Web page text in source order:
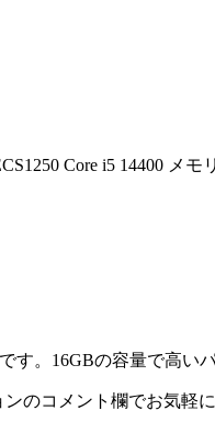
Core i5 14400 メ
す。16GBの容量で高
のコメント欄でお気軽